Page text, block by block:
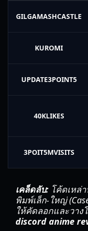
GILGAMASHCASTLE
KUROMI
UPDATE3POINT5
40KLIKES
3POIT5MVISITS
เคล็ดลับ: โค้ดเหล่
พิมพ์เล็ก-ใหญ่
ให้คัดลอกและวาง
discord anime